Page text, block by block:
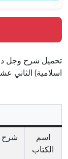
تحميل شرح وجل
اسلامية) الثاني عشر ف2 |
اسم
الكتاب
شرح